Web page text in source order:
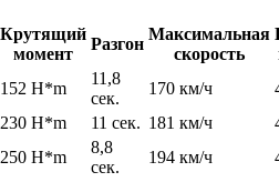
Крутящий
момент
Разгон
Максимальная
скорость
152 H*m
11,8
сек.
170 км/ч
230 H*m 11 сек. 181 км/ч
250 H*m
8,8
сек.
194 км/ч